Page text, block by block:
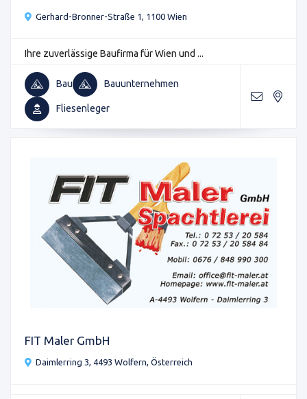
Gerhard-Bronner-Straße 1, 1100 Wien
Ihre zuverlässige Baufirma für Wien und ...
Bau Bauunternehmen
Fliesenleger
FIT Maler GmbH
Daimlerring 3, 4493 Wolfern, Österreich